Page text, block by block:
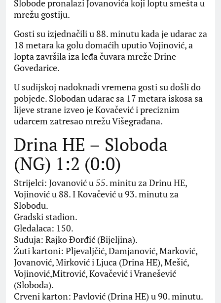
Slobode pronalazi Jovanovića koji loptu smešta u
mrežu gostiju.
Gosti su izjednačili u 88. minutu kada je udarac za
18 metara ka golu domaćih uputio Vojinović, a
lopta završila iza leđa čuvara mreže Drine
Govedarice.
U sudijskoj nadoknadi vremena gosti su došli do
pobjede. Slobodan udarac sa 17 metara iskosa sa
lijeve strane izveo je Kovačević i preciznim
udarcem zatresao mrežu Višegrađana.
Drina HE – Sloboda
(NG) 1:2 (0:0)
Strijelci: Jovanović u 55. minitu za Drinu HE,
Vojinović u 88. I Kovačević u 93. minutu za
Slobodu.
Gradski stadion.
Gledalaca: 150.
Suduja: Rajko Đorđić (Bijeljina).
Žuti kartoni: Pljevaljčić, Damjanović, Marković,
Jovanović, Mirković i Ljuca (Drina HE), Mešić,
Vojinović,Mitrović, Kovačević i Vranešević
(Sloboda).
Crveni karton: Pavlović (Drina HE) u 90. minutu.